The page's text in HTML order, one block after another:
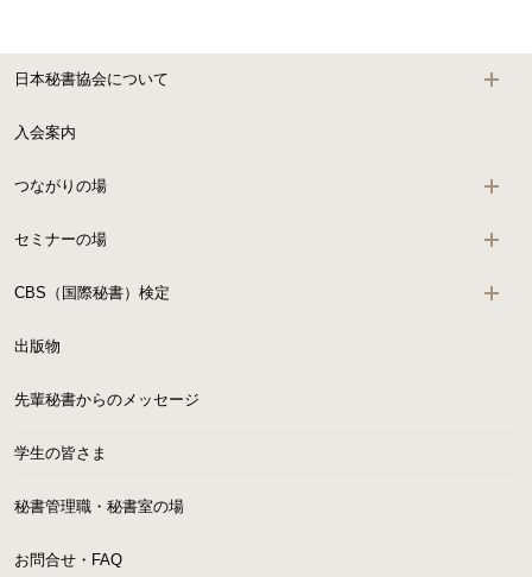
日本秘書協会について
入会案内
つながりの場
セミナーの場
CBS（国際秘書）検定
出版物
先輩秘書からのメッセージ
学生の皆さま
秘書管理職・秘書室の場
お問合せ・FAQ